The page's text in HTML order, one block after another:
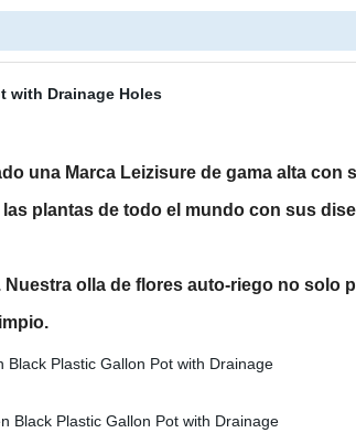
una Marca Leizisure de gama alta con
plantas de todo el mundo con sus
olla de flores auto-riego no solo